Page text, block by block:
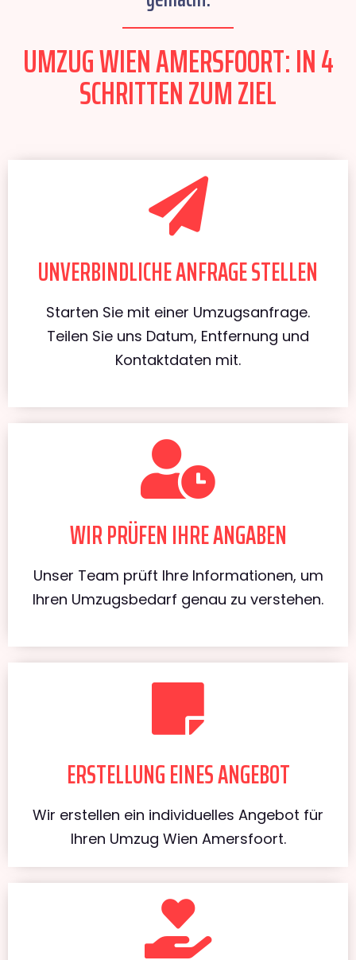
UMZUG WIEN AMERSFOORT: IN 4
SCHRITTEN ZUM ZIEL
UNVERBINDLICHE ANFRAGE STELLEN
Starten Sie mit einer Umzugsanfrage.
Teilen Sie uns Datum, Entfernung und
Kontaktdaten mit.
WIR PRÜFEN IHRE ANGABEN
Unser Team prüft Ihre Informationen, um
Ihren Umzugsbedarf genau zu verstehen.
ERSTELLUNG EINES ANGEBOT
Wir erstellen ein individuelles Angebot für
Ihren Umzug Wien Amersfoort.